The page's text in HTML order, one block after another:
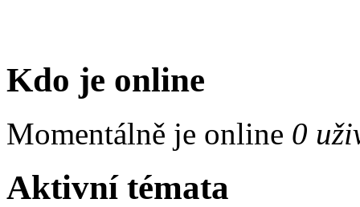
Kdo je online
Momentálně je online 0
Aktivní témata